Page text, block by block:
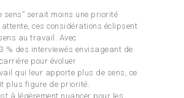
sens” serait moins une priorité
attente, ces considérations éclipsent
au travail. Avec
% des interviewés envisageant de
pour évoluer
qui leur apporte plus de sens, ce
plus figure de priorité.
à légèrement nuancer pour les